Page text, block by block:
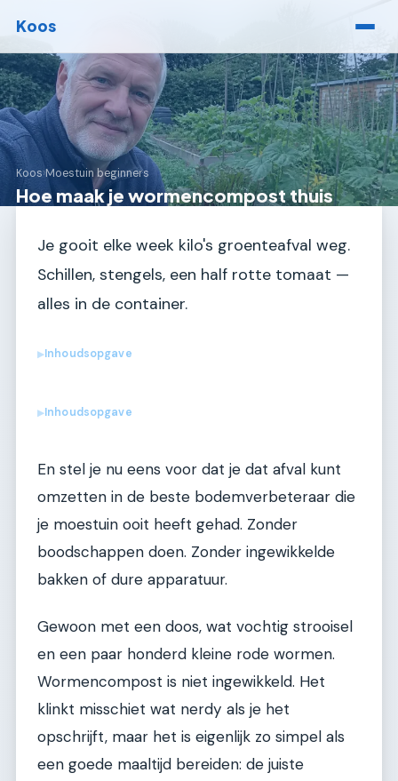
Koos
Koos›Moestuin beginners
Hoe maak je wormencompost thuis
Je gooit elke week kilo's groenteafval weg.
Schillen, stengels, een half rotte tomaat —
alles in de container.
▶Inhoudsopgave
▶Inhoudsopgave
En stel je nu eens voor dat je dat afval kunt
omzetten in de beste bodemverbeteraar die
je moestuin ooit heeft gehad. Zonder
boodschappen doen. Zonder ingewikkelde
bakken of dure apparatuur.
Gewoon met een doos, wat vochtig strooisel
en een paar honderd kleine rode wormen.
Wormencompost is niet ingewikkeld. Het
klinkt misschiet wat nerdy als je het
opschrijft, maar het is eigenlijk zo simpel als
een goede maaltijd bereiden: de juiste